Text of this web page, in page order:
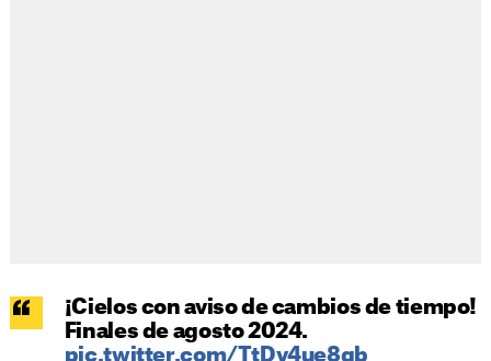
¡Cielos con aviso de cambios de tiempo!
Finales de agosto 2024.
pic.twitter.com/TtDv4ue8qb